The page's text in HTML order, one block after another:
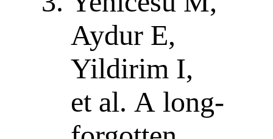
Aydur E,
Yildirim I,
et al. A long-